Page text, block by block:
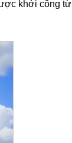
khởi công từ